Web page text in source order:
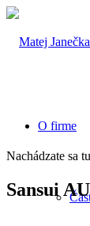
O firme
Nachádzate sa
Sansui